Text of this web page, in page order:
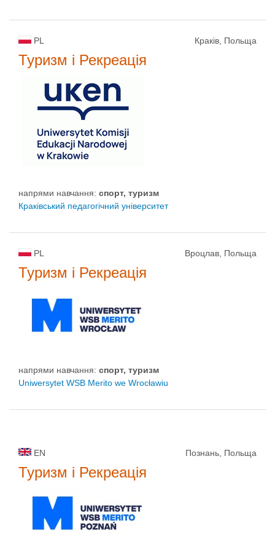
PL Краків, Польща
Туризм і Рекреація
напрями навчання: спорт, туризм
Краківський педагогічний університет
PL Вроцлав, Польща
Туризм і Рекреація
напрями навчання: спорт, туризм
Uniwersytet WSB Merito we Wrocławiu
EN Познань, Польща
Туризм і Рекреація